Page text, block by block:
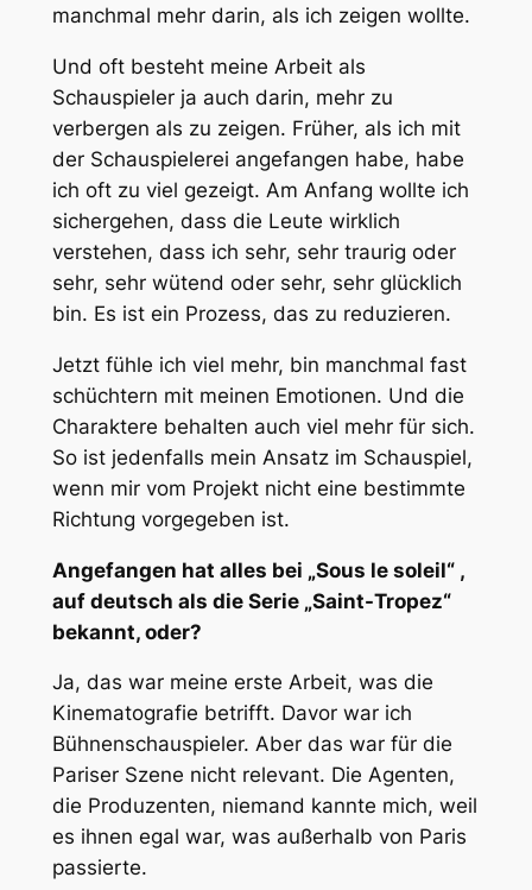
manchmal mehr darin, als ich zeigen wollte.
Und oft besteht meine Arbeit als
Schauspieler ja auch darin, mehr zu
verbergen als zu zeigen. Früher, als ich mit
der Schauspielerei angefangen habe, habe
ich oft zu viel gezeigt. Am Anfang wollte ich
sichergehen, dass die Leute wirklich
verstehen, dass ich sehr, sehr traurig oder
sehr, sehr wütend oder sehr, sehr glücklich
bin. Es ist ein Prozess, das zu reduzieren.
Jetzt fühle ich viel mehr, bin manchmal fast
schüchtern mit meinen Emotionen. Und die
Charaktere behalten auch viel mehr für sich.
So ist jedenfalls mein Ansatz im Schauspiel,
wenn mir vom Projekt nicht eine bestimmte
Richtung vorgegeben ist.
Angefangen hat alles bei „Sous le soleil“ ,
auf deutsch als die Serie „Saint-Tropez“
bekannt, oder?
Ja, das war meine erste Arbeit, was die
Kinematografie betrifft. Davor war ich
Bühnenschauspieler. Aber das war für die
Pariser Szene nicht relevant. Die Agenten,
die Produzenten, niemand kannte mich, weil
es ihnen egal war, was außerhalb von Paris
passierte.